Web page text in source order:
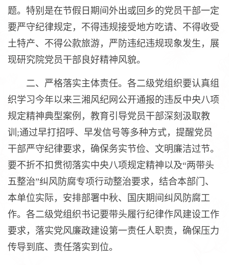
题。特别是在节假日期间外出或回乡的党员干部一定
要严守纪律规定，不得违规接受地方吃请、不得收受
土特产、不得公款旅游，严防违纪违规现象发生，展
现研究院党员干部良好精神风貌。
二、严格落实主体责任。各二级党组织要认真组
织学习今年以来三湘风纪网公开通报的违反中央八项
规定精神典型案例，教育引导党员干部深刻汲取教
训;通过早打招呼、早发信号等多种方式，提醒党员
干部严守纪律要求，确保务实节俭、文明廉洁过节。
要不折不扣贯彻落实中央八项规定精神以及“两带头
五整治”纠风防腐专项行动整治要求，结合本部门、
本单位实际，安排部署中秋、国庆期间纠风防腐工
作。各二级党组织书记要带头履行纪律作风建设工作
要求，落实党风廉政建设第一责任人职责，确保压力
传导到底、责任落实到位。